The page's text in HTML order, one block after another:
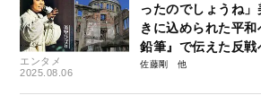
エンタメ
2025.08.06
ったのでしょうね
きに込められた平
鉛筆』で伝えた反戦
佐藤剛